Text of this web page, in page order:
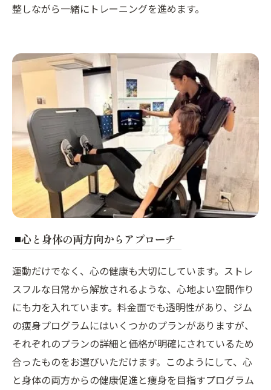
整しながら一緒にトレーニングを進めます。
心と身体の両方向からアプローチ
運動だけでなく、心の健康も大切にしています。ストレ
スフルな日常から解放されるような、心地よい空間作り
にも力を入れています。料金面でも透明性があり、ジム
の痩身プログラムにはいくつかのプランがありますが、
それぞれのプランの詳細と価格が明確にされているため
合ったものをお選びいただけます。このようにして、心
と身体の両方からの健康促進と痩身を目指すプログラム